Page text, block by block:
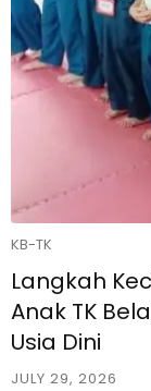
KB-TK
Langkah
Anak TK
Usia Dini
JULY 29, 2026